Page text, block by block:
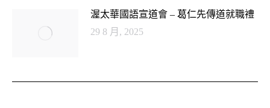
渥太華國語宣道會 – 葛仁先傳道就職禮
29 8 月, 2025